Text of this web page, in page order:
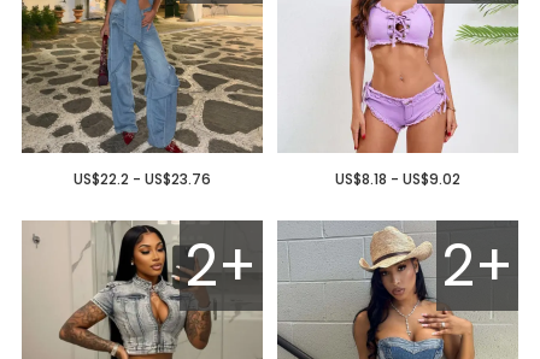
US$22.2 - US$23.76 US$8.18 - US$9.02
2+ 2+